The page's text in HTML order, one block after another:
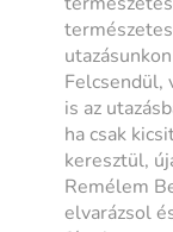
Felcsendül,
is az
ha csak
keresztül,
Remélem
elvarázsol